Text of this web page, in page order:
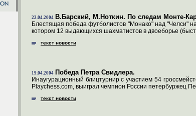
22.04.2004 В.Барский, М.Ноткин. По следам Монте-
Блестящая победа футболистов "Монако" над "Челси"
котором 12 выдающихся шахматистов в двоеборье
текст новости
19.04.2004 Победа Петра Свидлера.
Инаугурационный блицтурнир с участием 54
Playchess.com, выиграл чемпион России петербуржец
текст новости